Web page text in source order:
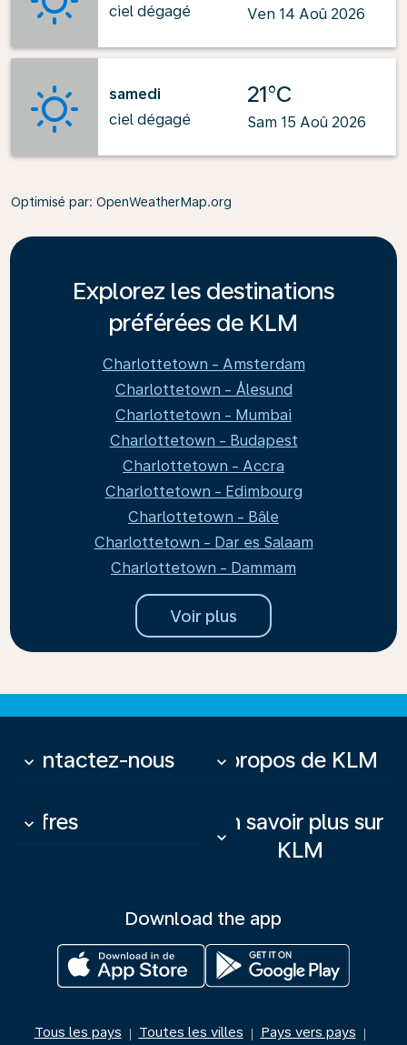
ciel dégagé
Ven 14 Aoû 2026
samedi
ciel dégagé
21°C
Sam 15 Aoû 2026
Optimisé par: OpenWeatherMap.org
Explorez les destinations
préférées de KLM
Charlottetown - Amsterdam
Charlottetown - Ålesund
Charlottetown - Mumbai
Charlottetown - Budapest
Charlottetown - Accra
Charlottetown - Edimbourg
Charlottetown - Bâle
Charlottetown - Dar es Salaam
Charlottetown - Dammam
Voir plus
Contactez-nous
keyboard_arrow_down À propos de KLM
keyboard_arrow_down
Offres
keyboard_arrow_down
En savoir plus sur
KLM
keyboard_arrow_down
Download the app
Tous les pays | Toutes les villes | Pays vers pays |